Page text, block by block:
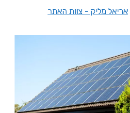
אריאל מליק - צוות האתר